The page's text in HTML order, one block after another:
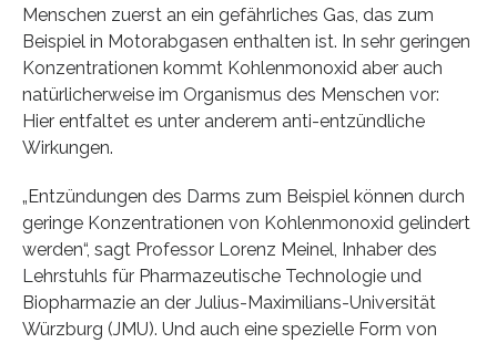
Menschen zuerst an ein gefährliches Gas, das zum
Beispiel in Motorabgasen enthalten ist. In sehr geringen
Konzentrationen kommt Kohlenmonoxid aber auch
natürlicherweise im Organismus des Menschen vor:
Hier entfaltet es unter anderem anti-entzündliche
Wirkungen.
„Entzündungen des Darms zum Beispiel können durch
geringe Konzentrationen von Kohlenmonoxid gelindert
werden“, sagt Professor Lorenz Meinel, Inhaber des
Lehrstuhls für Pharmazeutische Technologie und
Biopharmazie an der Julius-Maximilians-Universität
Würzburg (JMU). Und auch eine spezielle Form von